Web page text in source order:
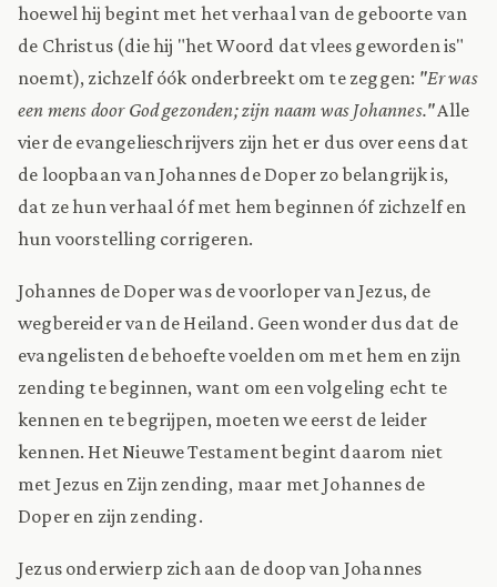
hoewel hij begint met het verhaal van de geboorte van
de Christus (die hij "het Woord dat vlees geworden is"
noemt), zichzelf óók onderbreekt om te zeggen: "Er was
een mens door God gezonden; zijn naam was Johannes."Alle
vier de evangelieschrijvers zijn het er dus over eens dat
de loopbaan van Johannes de Doper zo belangrijk is,
dat ze hun verhaal óf met hem beginnen óf zichzelf en
hun voorstelling corrigeren.
Johannes de Doper was de voorloper van Jezus, de
wegbereider van de Heiland. Geen wonder dus dat de
evangelisten de behoefte voelden om met hem en zijn
zending te beginnen, want om een volgeling echt te
kennen en te begrijpen, moeten we eerst de leider
kennen. Het Nieuwe Testament begint daarom niet
met Jezus en Zijn zending, maar met Johannes de
Doper en zijn zending.
Jezus onderwierp zich aan de doop van Johannes